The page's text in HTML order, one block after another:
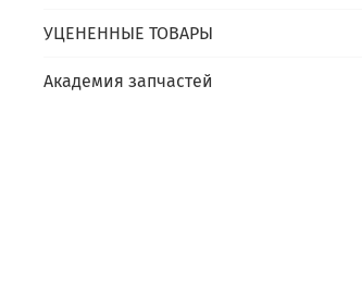
УЦЕНЕННЫЕ ТОВАРЫ
Академия запчастей